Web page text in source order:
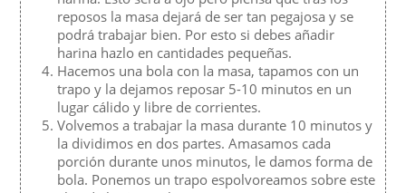
reposos la masa dejará de ser tan pegajosa y se
podrá trabajar bien. Por esto si debes añadir
harina hazlo en cantidades pequeñas.
Hacemos una bola con la masa, tapamos con un
trapo y la dejamos reposar 5-10 minutos en un
lugar cálido y libre de corrientes.
Volvemos a trabajar la masa durante 10 minutos y
la dividimos en dos partes. Amasamos cada
porción durante unos minutos, le damos forma de
bola. Ponemos un trapo espolvoreamos sobre este